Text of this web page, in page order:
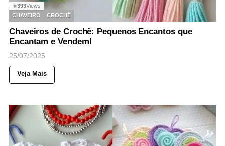
◉393Views
CHAVEIRO
CROCHÊ
Chaveiros de Crochê: Pequenos Encantos que
Encantam e Vendem!
25/07/2025
Veja Mais